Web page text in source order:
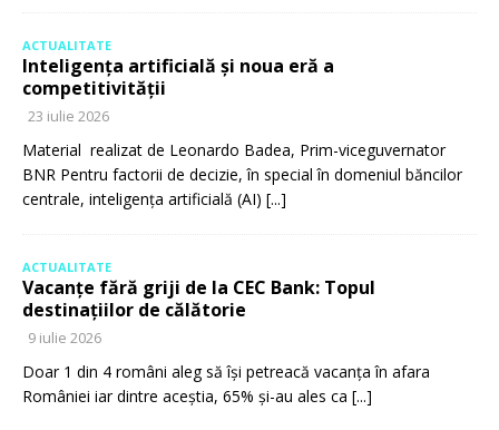
ACTUALITATE
Inteligența artificială și noua eră a
competitivității
23 iulie 2026
Material realizat de Leonardo Badea, Prim-viceguvernator
BNR Pentru factorii de decizie, în special în domeniul băncilor
centrale, inteligența artificială (AI) [...]
ACTUALITATE
Vacanțe fără griji de la CEC Bank: Topul
destinațiilor de călătorie
9 iulie 2026
Doar 1 din 4 români aleg să își petreacă vacanța în afara
României iar dintre aceștia, 65% și-au ales ca [...]